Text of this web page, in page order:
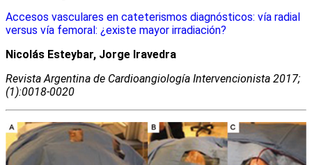
Accesos vasculares en cateterismos diagnósticos: vía radial
versus vía femoral: ¿existe mayor irradiación?
Nicolás Esteybar, Jorge Iravedra
Revista Argentina de Cardioangiologí­a Intervencionista 2017;
(1):0018-0020